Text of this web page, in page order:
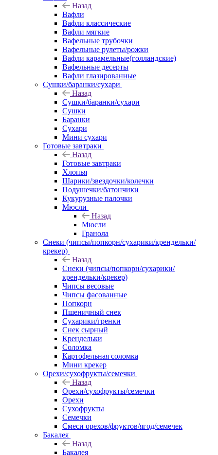
Назад
Вафли
Вафли классические
Вафли мягкие
Вафельные трубочки
Вафельные рулеты/рожки
Вафли карамельные(голландские)
Вафельные десерты
Вафли глазированные
Сушки/баранки/сухари
Назад
Сушки/баранки/сухари
Сушки
Баранки
Сухари
Мини сухари
Готовые завтраки
Назад
Готовые завтраки
Хлопья
Шарики/звездочки/колечки
Подушечки/батончики
Кукурузные палочки
Мюсли
Назад
Мюсли
Гранола
Снеки (чипсы/попкорн/сухарики/крендельки/
крекер)
Назад
Снеки (чипсы/попкорн/сухарики/
крендельки/крекер)
Чипсы весовые
Чипсы фасованные
Попкорн
Пшеничный снек
Сухарики/гренки
Снек сырный
Крендельки
Соломка
Картофельная соломка
Мини крекер
Орехи/сухофрукты/семечки
Назад
Орехи/сухофрукты/семечки
Орехи
Сухофрукты
Семечки
Смеси орехов/фруктов/ягод/семечек
Бакалея
Назад
Бакалея